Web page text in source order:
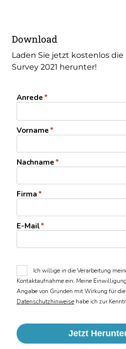
Download
Laden Sie jetzt kostenlos die
Survey 2021 herunter!